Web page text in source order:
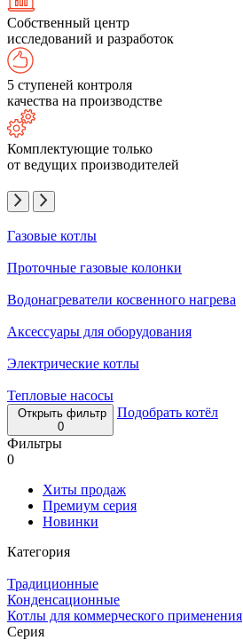
Собственный центр
исследований и разработок
5 ступеней контроля
качества на производстве
Комплектующие только
от ведущих производителей
Газовые котлы
Проточные газовые колонки
Водонагреватели косвенного нагрева
Аксессуары для оборудования
Электрические котлы
Тепловые насосы
Открыть фильтр
0
Подобрать котёл
Фильтры
0
Хиты продаж
Премиум серия
Новинки
Категория
Традиционные
Конденсационные
Котлы для коммерческого применения
Серия